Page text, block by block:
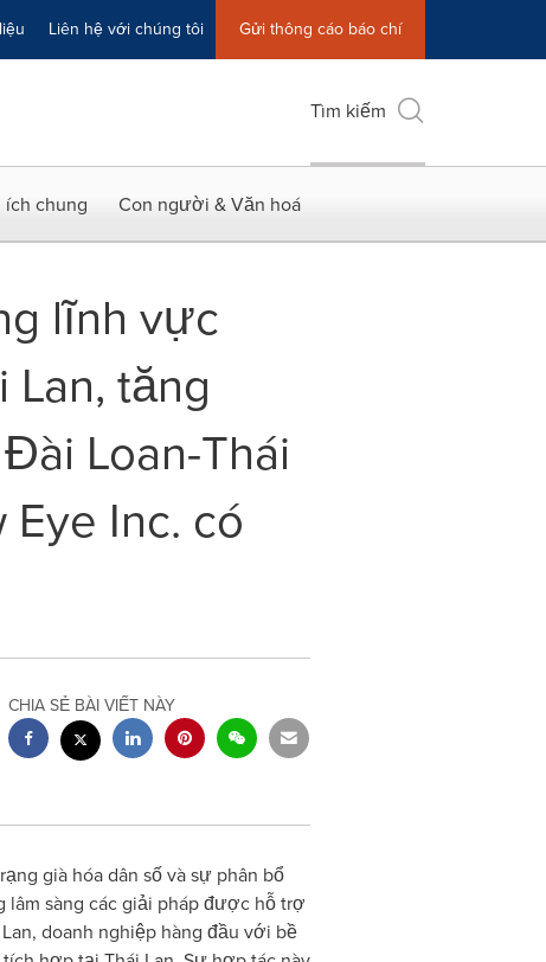
Liên hệ với chúng tôi Gửi thông cáo báo chí
Tìm kiếm
ích chung Con người & Văn hoá
lĩnh vực
tăng
Loan-Thái
Inc. có
CHIA SẺ BÀI VIẾT NÀY
già hóa dân số và sự phân bổ
sàng các giải pháp được hỗ trợ
doanh nghiệp hàng đầu với bề